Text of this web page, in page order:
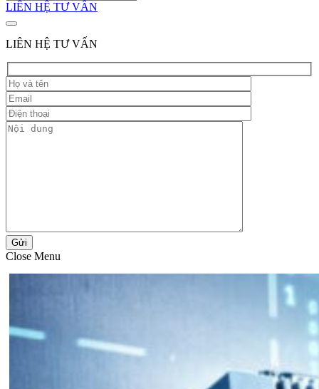
LIÊN HỆ TƯ VẤN
LIÊN HỆ TƯ VẤN
Gửi
Close Menu